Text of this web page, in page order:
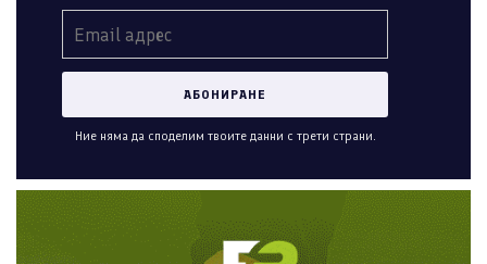
Ние няма да споделим твоите данни с трети страни.